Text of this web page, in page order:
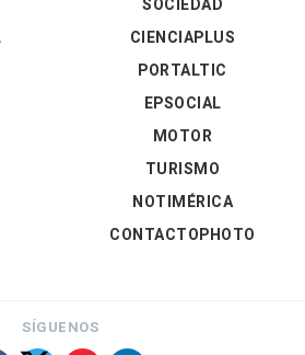
SOCIEDAD
CIENCIAPLUS
PORTALTIC
EPSOCIAL
MOTOR
TURISMO
NOTIMÉRICA
CONTACTOPHOTO
SÍGUENOS